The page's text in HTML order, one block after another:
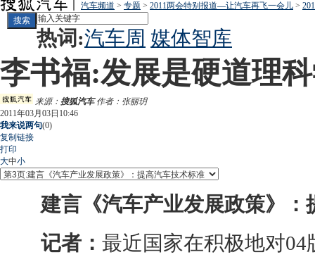
汽车频道 > 专题 > 2011两会特别报道—让汽车再飞一会儿 >
热词:汽车周 媒体智库
李书福:发展是硬道理
来源： 搜狐汽车作者：张丽玥
2011年03月03日10:46
我来说两句(0)
复制链接
打印
大中小
建言《汽车产业发展政策》：
记者： 最近国家在积极地对